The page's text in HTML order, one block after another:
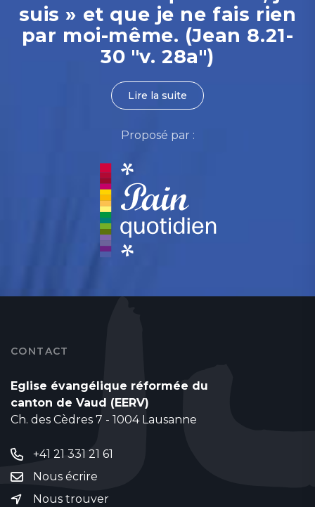
suis » et que je ne fais rien
par moi-même. (Jean 8.21-
30 "v. 28a")
Lire la suite
Proposé par :
CONTACT
Eglise évangélique réformée du
canton de Vaud (EERV)
Ch. des Cèdres 7 - 1004 Lausanne
+41 21 331 21 61
Nous écrire
Nous trouver